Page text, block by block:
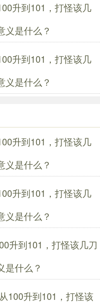
升到101，打怪该几
是什么？
升到101，打怪该几
是什么？
升到101，打怪该几
是什么？
升到101，打怪该几
是什么？
升到101，打怪该几刀
什么？
100升到101，打怪该